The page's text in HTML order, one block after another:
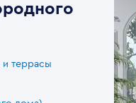
и террасы